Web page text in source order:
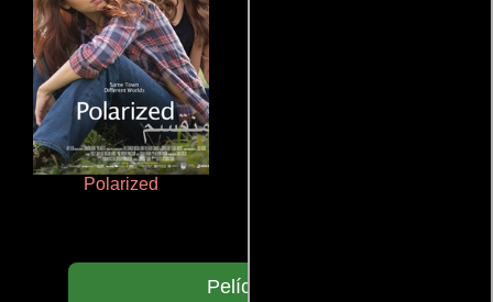
Polarized
Películas